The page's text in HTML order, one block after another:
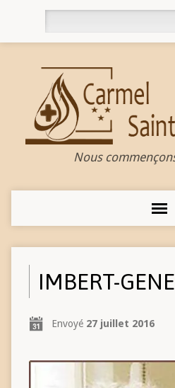
Nous
IMBERT-
Envoyé 27 juillet 2016